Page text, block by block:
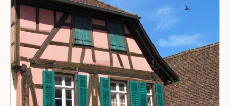
selon un planning rigoureux qui limite les
désagréments. Notre expérience en charpente et
couverture nous permet d'anticiper chaque phase
d'intervention, de la dépose de l'ancienne couverture
jusqu'à la finition des détails comme les faîtages et
les rives. Un travail soigné qui respecte votre
environnement Sur le chantier, nos couvreurs
appliquent des méthodes de travail qui préservent
votre propriété. La zone d'intervention reste propre